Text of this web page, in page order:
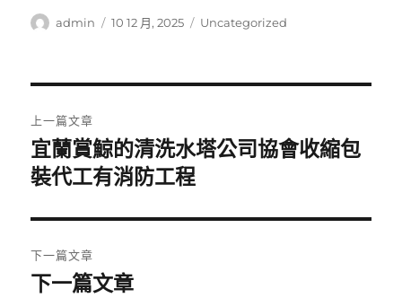
作
admin
發
10 12 月, 2025
分
Uncategorized
章
導
覽
上一篇文章
上
一
文
章:
宜蘭賞鯨的清洗水塔公司協會收縮包
裝代工有消防工程
下一篇文章
下
下一篇文章